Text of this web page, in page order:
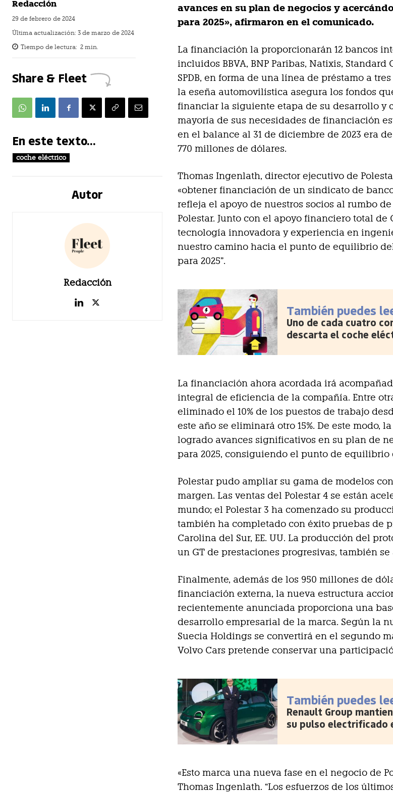
Redacción
29 de febrero de 2024
Última actualización: 3 de marzo de 2024
Tiempo de lectura: 2 min.
Share & Fleet
En este texto...
coche eléctrico
Autor
Redacción
avances en su plan de negocios y
para 2025», afirmaron en el comunicado.
La financiación la proporcionarán 12 bancos
incluidos BBVA, BNP Paribas, Natixis, Standard
SPDB, en forma de una línea de préstamo a
la eseña automovilística asegura los fondos
financiar la siguiente etapa de su desarrollo y
mayoría de sus necesidades de financiación
en el balance al 31 de diciembre de 2023 era
770 millones de dólares.
Thomas Ingenlath, director ejecutivo de
«obtener financiación de un sindicato de
refleja el apoyo de nuestros socios al rumbo
Polestar. Junto con el apoyo financiero total de
tecnología innovadora y experiencia en
nuestro camino hacia el punto de equilibrio
para 2025”.
También puedes
Uno de cada cuatro
descarta el coche
La financiación ahora acordada irá
integral de eficiencia de la compañía. Entre
eliminado el 10% de los puestos de trabajo
este año se eliminará otro 15%. De este modo,
logrado avances significativos en su plan de
para 2025, consiguiendo el punto de equilibrio
Polestar pudo ampliar su gama de modelos
margen. Las ventas del Polestar 4 se están
mundo; el Polestar 3 ha comenzado su
también ha completado con éxito pruebas de
Carolina del Sur, EE. UU. La producción del
un GT de prestaciones progresivas, también se
Finalmente, además de los 950 millones de
financiación externa, la nueva estructura
recientemente anunciada proporciona una
desarrollo empresarial de la marca. Según la
Suecia Holdings se convertirá en el segundo
Volvo Cars pretende conservar una
También puedes
Renault Group
su pulso electrificado
«Esto marca una nueva fase en el negocio de
Thomas Ingenlath. “Los esfuerzos de los